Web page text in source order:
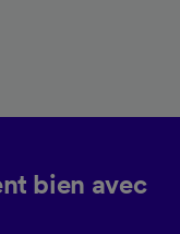
bien avec